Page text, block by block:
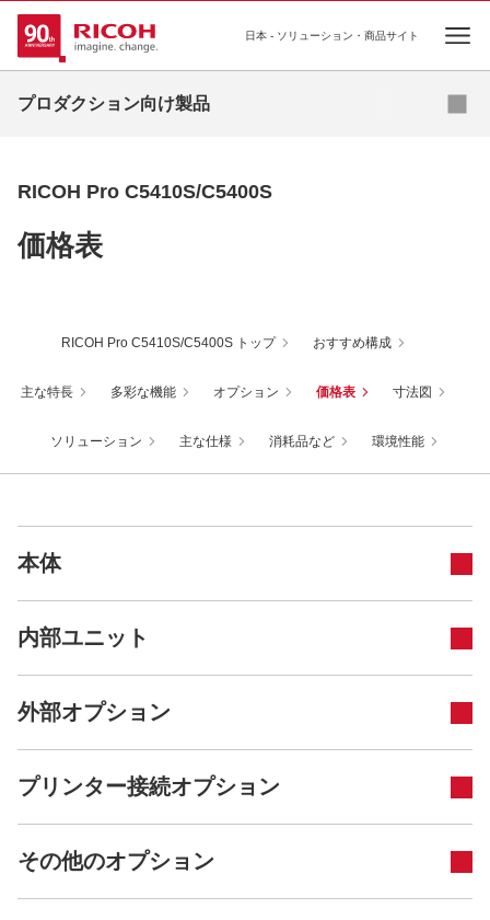
日本 - ソリューション・商品サイト
プロダクション向け製品
基幹プリンティング
RICOH Pro C5410S/C5400S
価格表
RICOH Pro C5410S/C5400S トップ おすすめ構成
主な特長 多彩な機能 オプション 価格表 寸法図
ソリューション 主な仕様 消耗品など 環境性能
本体
内部ユニット
外部オプション
プリンター接続オプション
その他のオプション